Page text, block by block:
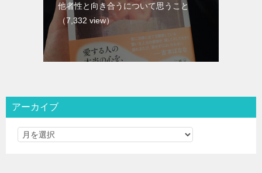
他者性と向き合うについて思うこと
（7,332 view）
アーカイブ